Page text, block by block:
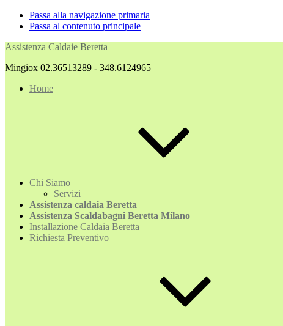
Passa alla navigazione primaria
Passa al contenuto principale
Assistenza Caldaie Beretta
Mingiox 02.36513289 - 348.6124965
Home
Chi Siamo
Servizi
Assistenza caldaia Beretta
Assistenza Scaldabagni Beretta Milano
Installazione Caldaia Beretta
Richiesta Preventivo